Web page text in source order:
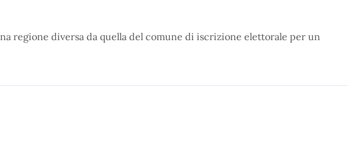
regione diversa da quella del comune di iscrizione elettorale per un